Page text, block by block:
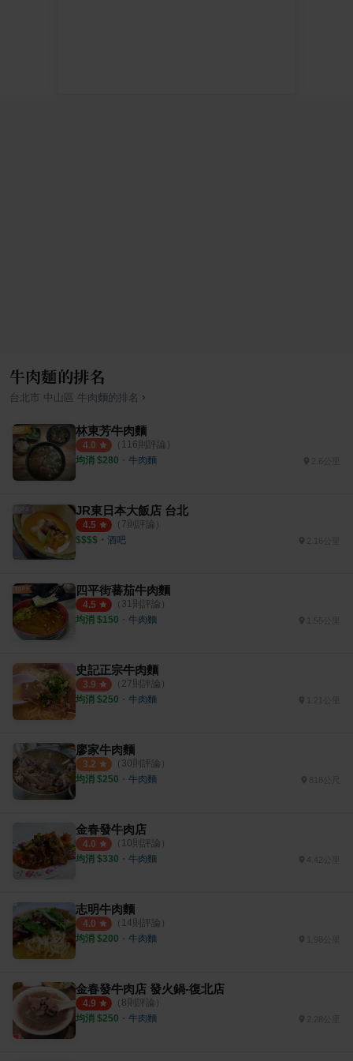
牛肉麵的排名
台北市 中山區 牛肉麵的排名 ›
林東芳牛肉麵
4.0 （ 116則評論）
均消 $280 ・ 牛肉麵
JR東日本大飯店 台北
4.5 （ 7則評論）
$$$$ ・ 酒吧
四平街蕃茄牛肉麵
4.5 （ 31則評論）
均消 $150 ・ 牛肉麵 1.55公里
史記正宗牛肉麵
3.9 （ 27則評論）
均消 $250 ・ 牛肉麵
廖家牛肉麵
3.2 （ 30則評論）
均消 $250 ・ 牛肉麵
金春發牛肉店
4.0 （ 10則評論）
均消 $330 ・ 牛肉麵 4.42公里
志明牛肉麵
4.0 （ 14則評論）
均消 $200 ・ 牛肉麵
金春發牛肉店 發火鍋-復北店
4.9 （ 8則評論）
均消 $250 ・ 牛肉麵